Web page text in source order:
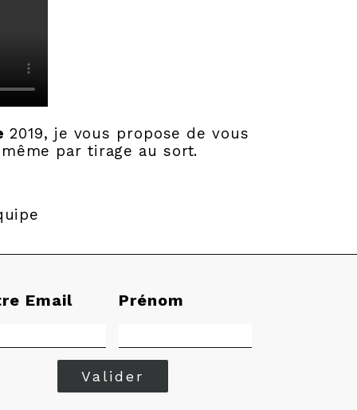
2019, je vous propose de vous
par tirage au sort.
Email Prénom
Valider